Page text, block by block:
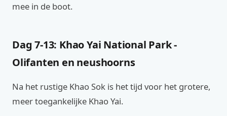
mee in de boot.
Dag 7-13: Khao Yai National Park -
Olifanten en neushoorns
Na het rustige Khao Sok is het tijd voor het grotere,
meer toegankelijke Khao Yai.